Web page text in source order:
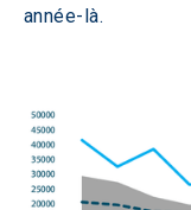
année-là.